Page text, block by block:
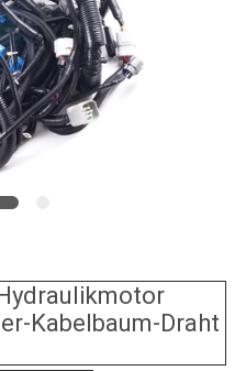
Kabelbaum-Draht